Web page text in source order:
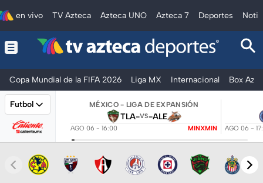
en vivo TV Azteca Azteca UNO Azteca 7 Deportes
Copa Mundial de la FIFA 2026 Liga MX Internacional Box
Futbol MÉXICO - LIGA DE EXPANSIÓN
TLA-VS-ALE
AGO 06 - 16:00 MINXMIN AGO 06 -